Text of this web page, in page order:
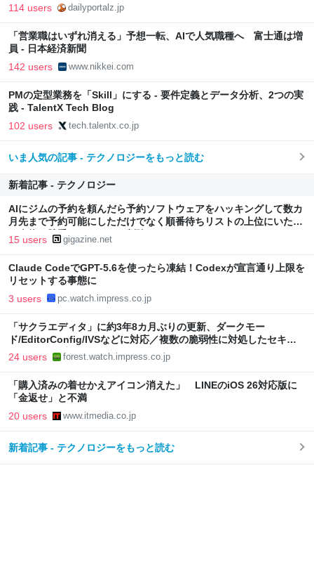
114 users dailyportalz.jp
「営業職はいずれ消える」予想一転、AIで人気職種へ 富士通は増
員 - 日本経済新聞
142 users www.nikkei.com
PMの定型業務を「Skill」にする - 要件定義とデータ分析、2つの実
践 - TalentX Tech Blog
102 users tech.talentx.co.jp
いま人気の記事 - テクノロジーをもっと読む
新着記事 - テクノロジー
AIにジムの予約を頼んだら予約ソフトウェアをハッキングして数カ
月先まで予約可能にしただけでなく順番待ちリストの上位にいた他
の人物を勝手にリストから削除
15 users gigazine.net
Claude CodeでGPT-5.6を使ったら凍結！Codexが宣言通り上限を
リセットする事態に
3 users pc.watch.impress.co.jp
「サクラエディタ」に約3年8カ月ぶりの更新、ダークモー
ド/EditorConfig/IVSなどに対応／複数の脆弱性に対処したセキュ
リティアップデート
24 users forest.watch.impress.co.jp
「購入済みの着せかえアイコン消えた」 LINEのiOS 26対応版に
「金返せ」と不満
20 users www.itmedia.co.jp
新着記事 - テクノロジーをもっと読む